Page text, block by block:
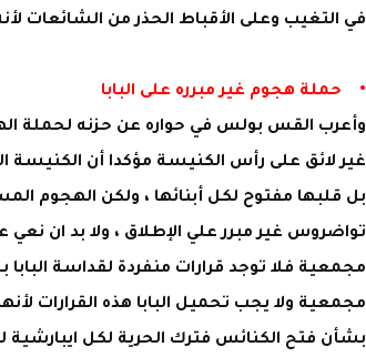
في التغيب وعلى الأقباط الحذر من الشائعات
• حملة هجوم غير مبرره على البابا
وأعرب القس بولس في حواره عن حزنه لحملة
غير لائق على رأس الكنيسة مؤكدا أن الكنيسة
بل قلبها مفتوح لكل أبنائها ، ولكن الهجوم
تواضروس غير مبرر علي الإطلاق ، ولا بد ان
مجمعية فلا توجد قرارات منفردة لقداسة
مجمعية ولا يجب تحميل البابا هذه القرارات
بشأن فتح الكنائس فترك الحرية لكل